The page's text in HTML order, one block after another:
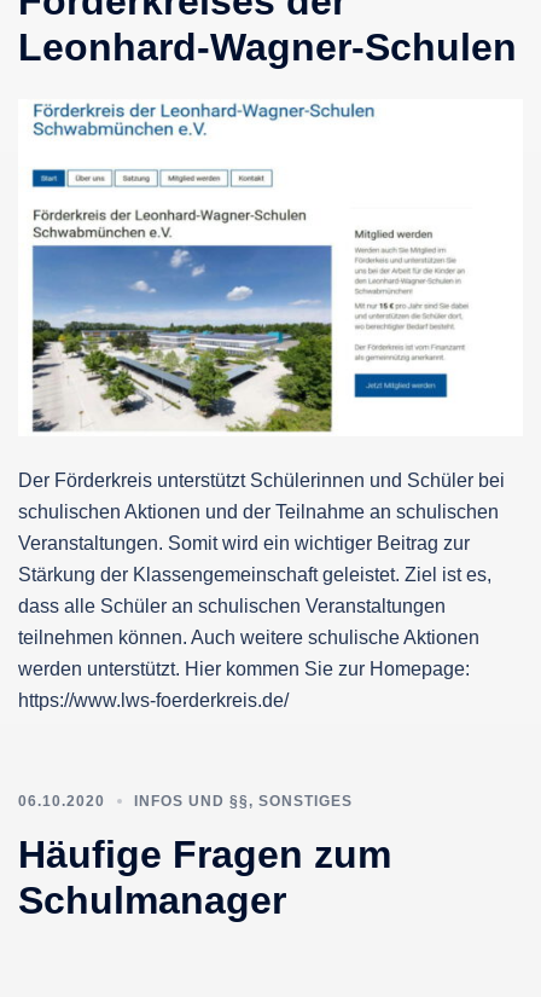
Leonhard-Wagner-Schulen
Der Förderkreis unterstützt Schülerinnen und Schüler bei
schulischen Aktionen und der Teilnahme an schulischen
Veranstaltungen. Somit wird ein wichtiger Beitrag zur
Stärkung der Klassengemeinschaft geleistet. Ziel ist es,
dass alle Schüler an schulischen Veranstaltungen
teilnehmen können. Auch weitere schulische Aktionen
werden unterstützt. Hier kommen Sie zur Homepage:
https://www.lws-foerderkreis.de/
06.10.2020 INFOS UND §§ , SONSTIGES
Häufige Fragen zum
Schulmanager